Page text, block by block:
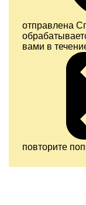
отправлена
вами в
повторите